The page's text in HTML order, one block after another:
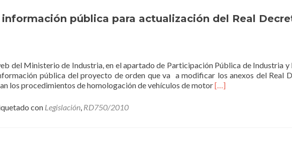
pública para actualización del Real
del Ministerio de Industria, en el apartado de Participación Pública de Industria y
pública del proyecto de orden que va a modificar los anexos del Real
los procedimientos de homologación de vehículos de motorRead
[…]
con Legislación, RD750/2010